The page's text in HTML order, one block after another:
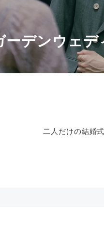
ーデンウェデ
二人だけの結婚